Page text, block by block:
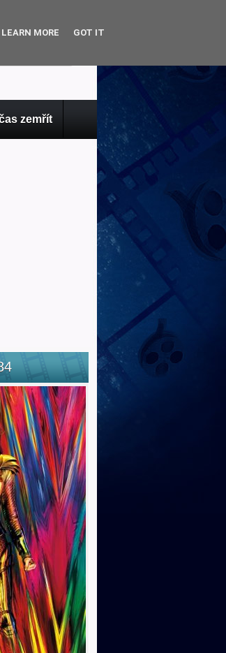
zemřít
LEARN MORE GOT IT